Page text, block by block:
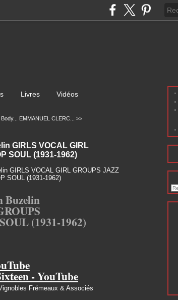
Livres Vidéos
EMMANUEL CLERC... >>
GIRLS VOCAL GIRL
SOUL (1931-1962)
Buzelin
(1931-1962)
- YouTube
Frémeaux & Associés